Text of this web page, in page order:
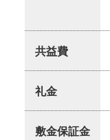
共益費
礼金
敷金保証金